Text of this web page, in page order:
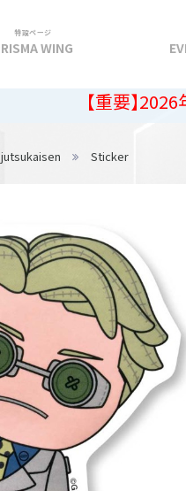
特設ページ
WING
【重要】2026年夏季休
Sticker